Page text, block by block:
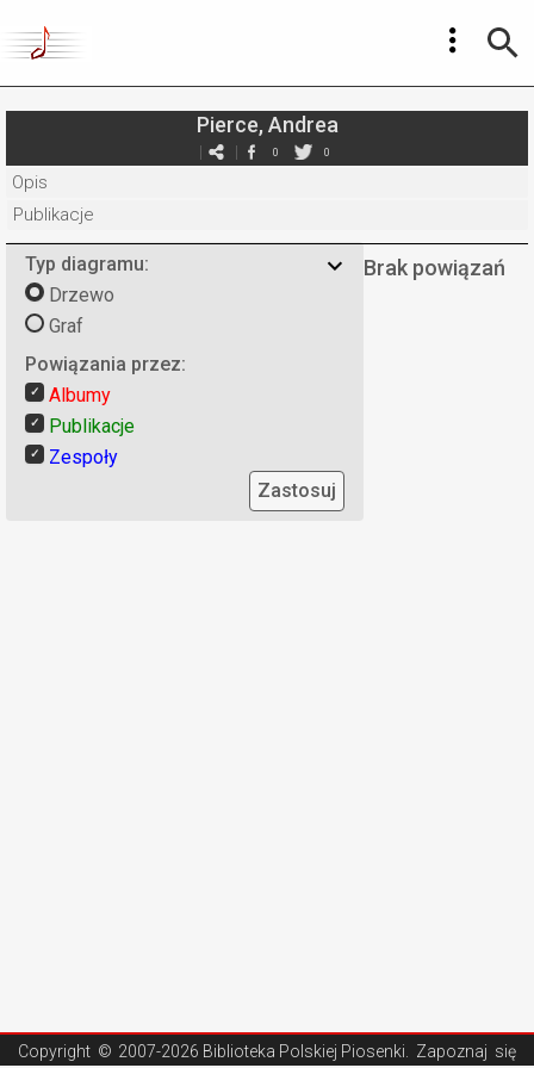
Pierce, Andrea
0 0
Opis
Publikacje
Typ diagramu:
Drzewo
Graf
Powiązania przez:
Albumy
Publikacje
Zespoły
Zastosuj
Brak powiązań
Copyright © 2007-2026 Biblioteka Polskiej Piosenki . Zapoznaj się